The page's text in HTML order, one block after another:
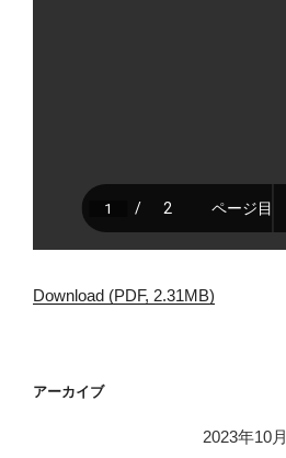
Download (PDF, 2.31MB)
アーカイブ
2023年10月